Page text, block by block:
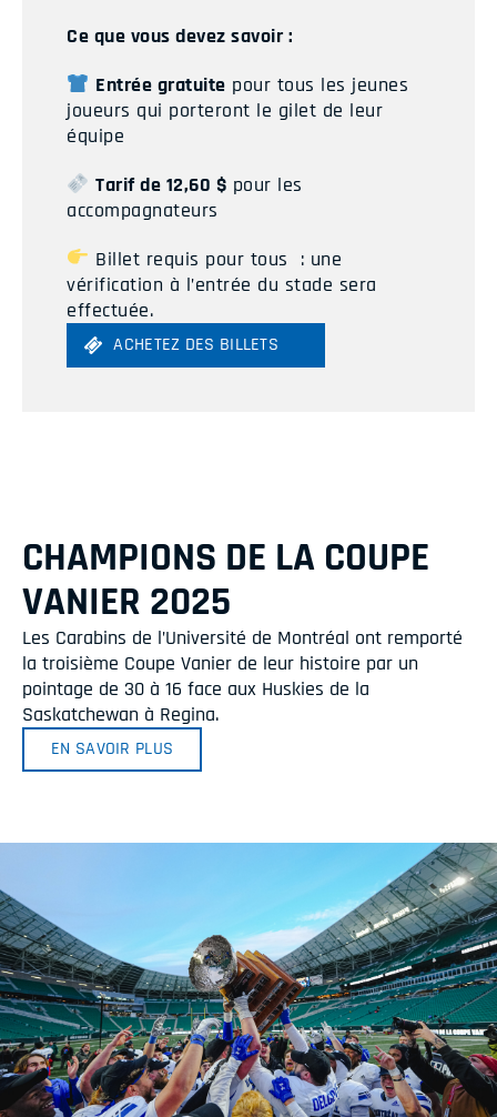
Ce que vous devez savoir :
Entrée gratuite pour tous les jeunes
joueurs qui porteront le gilet de leur
équipe
Tarif de 12,60 $ pour les
accompagnateurs
Billet requis pour tous : une
vérification à l’entrée du stade sera
effectuée.
ACHETEZ DES BILLETS
CHAMPIONS DE LA COUPE
VANIER 2025
Les Carabins de l’Université de Montréal ont remporté
la troisième Coupe Vanier de leur histoire par un
pointage de 30 à 16 face aux Huskies de la
Saskatchewan à Regina.
EN SAVOIR PLUS